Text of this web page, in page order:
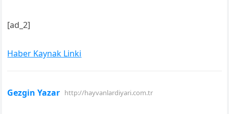
[ad_2]
Haber Kaynak Linki
Gezgin Yazar http://hayvanlardiyari.com.tr